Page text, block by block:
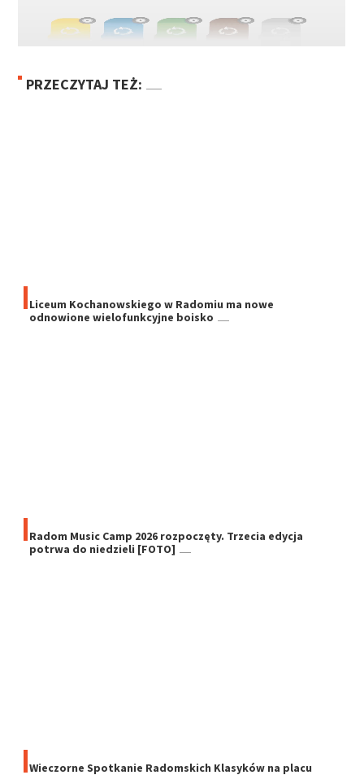
PRZECZYTAJ TEŻ:
Liceum Kochanowskiego w Radomiu ma nowe
odnowione wielofunkcyjne boisko
Radom Music Camp 2026 rozpoczęty. Trzecia edycja
potrwa do niedzieli [FOTO]
Wieczorne Spotkanie Radomskich Klasyków na placu